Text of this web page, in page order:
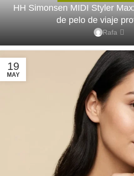
HH Simonsen MIDI Styler
de pelo de viaje
Rafa
19
MAY